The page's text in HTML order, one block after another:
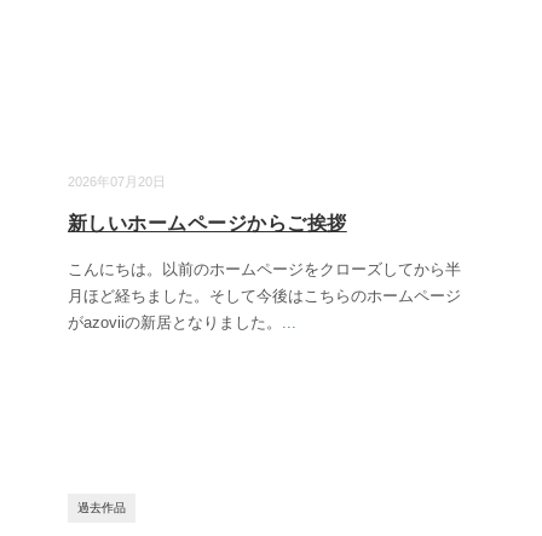
2026年07月20日
新しいホームページからご挨拶
こんにちは。以前のホームページをクローズしてから半
月ほど経ちました。そして今後はこちらのホームページ
がazoviiの新居となりました。 ...
過去作品